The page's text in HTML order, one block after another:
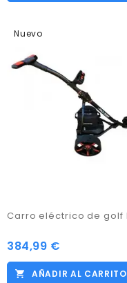
Nuevo
384,99 €
AÑADIR AL CARRITO